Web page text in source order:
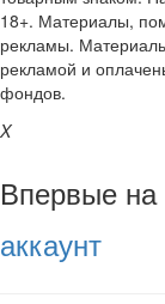
18+. Материалы,
рекламы.
рекламой и
фондов.
X
Впервые на
аккаунт